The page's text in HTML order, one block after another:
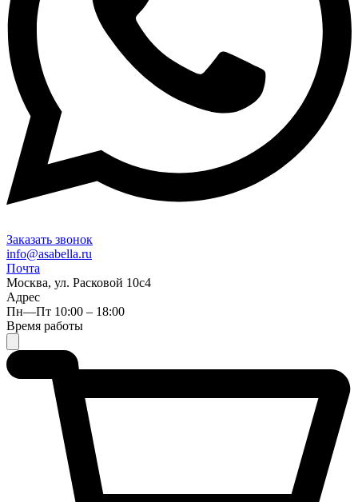
Заказать звонок
info@asabella.ru
Почта
Москва, ул. Расковой 10с4
Адрес
Пн—Пт 10:00 – 18:00
Время работы